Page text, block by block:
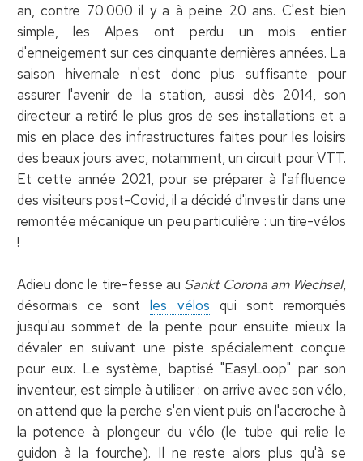
an, contre 70.000 il y a à peine 20 ans. C'est bien
simple, les Alpes ont perdu un mois entier
d'enneigement sur ces cinquante dernières années. La
saison hivernale n'est donc plus suffisante pour
assurer l'avenir de la station, aussi dès 2014, son
directeur a retiré le plus gros de ses installations et a
mis en place des infrastructures faites pour les loisirs
des beaux jours avec, notamment, un circuit pour VTT.
Et cette année 2021, pour se préparer à l'affluence
des visiteurs post-Covid, il a décidé d'investir dans une
remontée mécanique un peu particulière : un tire-vélos
!
Adieu donc le tire-fesse au Sankt Corona am Wechsel,
désormais ce sontles vélos qui sont remorqués
jusqu'au sommet de la pente pour ensuite mieux la
dévaler en suivant une piste spécialement conçue
pour eux. Le système, baptisé "EasyLoop" par son
inventeur, est simple à utiliser : on arrive avec son vélo,
on attend que la perche s'en vient puis on l'accroche à
la potence à plongeur du vélo (le tube qui relie le
guidon à la fourche). Il ne reste alors plus qu'à se